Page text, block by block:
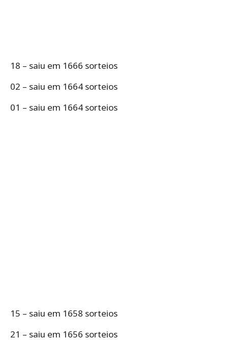
18 – saiu em 1666 sorteios
02 – saiu em 1664 sorteios
01 – saiu em 1664 sorteios
15 – saiu em 1658 sorteios
21 – saiu em 1656 sorteios